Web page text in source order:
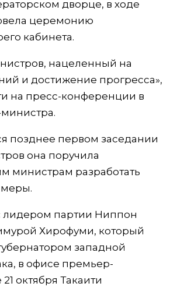
дворце, в ходе
церемонию
кабинета.
нацеленный на
и достижение прогресса»,
на пресс-конференции в
позднее первом заседании
она поручила
министрам разработать
лидером партии Ниппон
Хирофуми, который
западной
в офисе премьер-
октября Такаити